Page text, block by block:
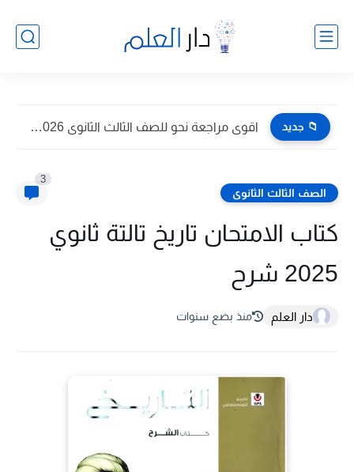
📁 جديد اقوى مراجعة نحو للصف الثالث الثانوى 2026 pdf اعداد توجيه...
الصف الثالث الثانوى
3
كتاب الامتحان تاريخ تالتة ثانوي
2025 شرح
دار العلم منذ بضع سنوات